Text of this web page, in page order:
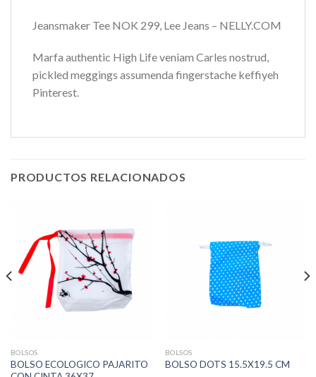
Jeansmaker Tee NOK 299, Lee Jeans – NELLY.COM
Marfa authentic High Life veniam Carles nostrud,
pickled meggings assumenda fingerstache keffiyeh
Pinterest.
PRODUCTOS RELACIONADOS
BOLSOS
BOLSO ECOLOGICO PAJARITO
BOLSOS
BOLSO DOTS 15.5X19.5 CM